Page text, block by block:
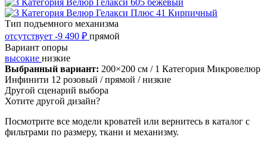
Тип подъемного механизма
отсутствует -9 490 ₽ прямой
Вариант опоры
высокие низкие
Выбранный вариант: 200×200 см / 1 Категория Микровелюр
Инфинити 12 розовый / прямой / низкие
Другой сценарий выбора
Хотите другой дизайн?
Посмотрите все модели кроватей или вернитесь в каталог с
фильтрами по размеру, ткани и механизму.